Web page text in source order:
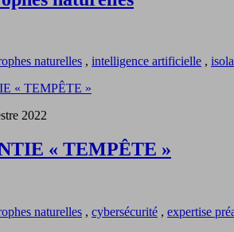
naturelles , intelligence artificielle ,
2022
« TEMPÊTE »
naturelles , cybersécurité , expertise